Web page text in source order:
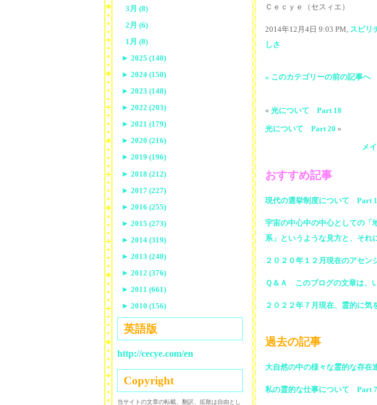
Ｃｅｃｙｅ（セスィエ）
2014年12月4日 9:03 PM, スピリ
しさ
« このカテゴリーの前の記事へ
« 光について Part 18
光について Part 20 »
メ
おすすめ記事
現代の選挙制度について Part 1
宇宙の中心中の中心としての「
系」というような見方と、それ
２０２０年１２月現在のアセ
Ｑ＆Ａ このブログの文章は、
２０２２年７月現在、霊的に気
過去の記事
大自然の中の様々な霊的な存
私の霊的な仕事について Part 7
3月 (8)
2月 (6)
1月 (8)
► 2025 (140)
► 2024 (150)
► 2023 (148)
► 2022 (203)
► 2021 (179)
► 2020 (216)
► 2019 (196)
► 2018 (212)
► 2017 (227)
► 2016 (255)
► 2015 (273)
► 2014 (319)
► 2013 (248)
► 2012 (376)
► 2011 (661)
► 2010 (156)
英語版
http://cecye.com/en
Copyright
当サイトの文章の転載、翻訳、拡散は自由とし